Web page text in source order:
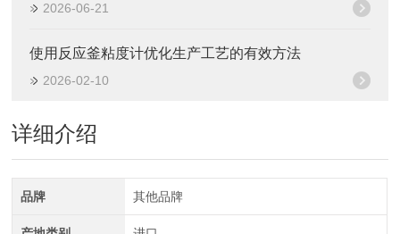
2026-06-21
使用反应釜粘度计优化生产工艺的有效方法
2026-02-10
详细介绍
品牌 其他品牌